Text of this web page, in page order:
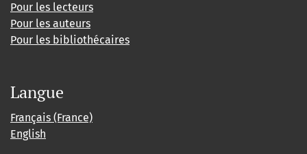
Pour les lecteurs
Pour les auteurs
Pour les bibliothécaires
Langue
Français (France)
English